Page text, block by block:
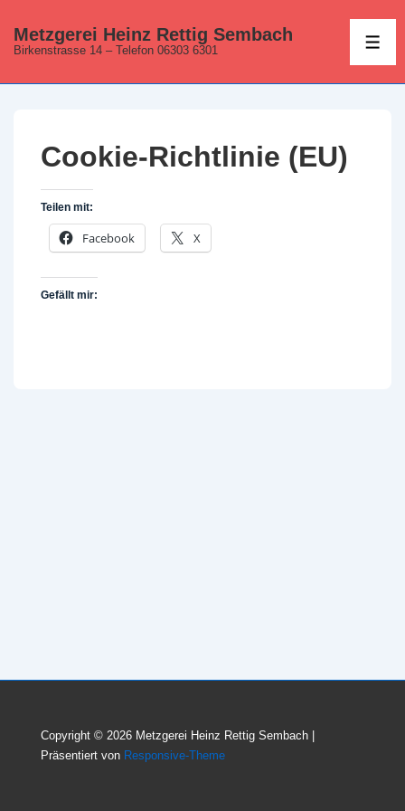
ZumMetzgerei Heinz Rettig Sembach
Birkenstrasse 14 – Telefon 06303 6301
Cookie-Richtlinie (EU)
Teilen mit:
Facebook X
Gefällt mir:
Copyright © 2026 Metzgerei Heinz Rettig Sembach
Präsentiert von Responsive-Theme